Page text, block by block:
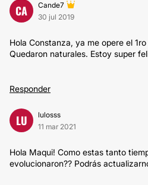
CA
Cande7
30 jul 2019
Hola Constanza, ya me opere el
Quedaron naturales. Estoy super
Responder
LU
lulosss
11 mar 2021
Hola Maqui! Como estas tanto
evolucionaron?? Podrás